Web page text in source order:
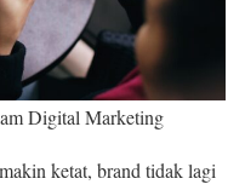
Digital Marketing
ketat, brand tidak lagi